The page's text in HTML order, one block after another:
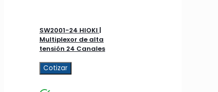
SW2001-24 HIOKI |
Multiplexor de alta
tensión 24 Canales
Cotizar